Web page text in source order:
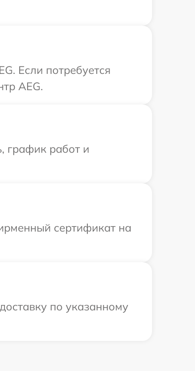
Если потребуется
AEG.
график работ и
сертификат на
по указанному